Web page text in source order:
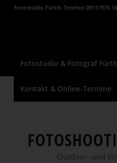
Fotostudio Fürth: Telefon 0911/976
Fotostudio & Fotograf Fürth
Kontakt & Online-Termine
Outdoor- und